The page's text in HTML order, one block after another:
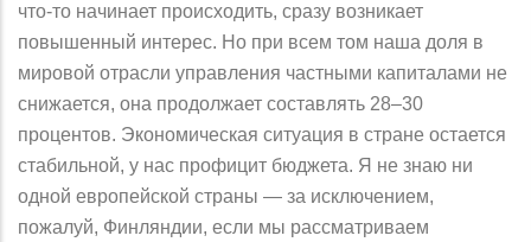
что-то начинает происходить, сразу возникает
повышенный интерес. Но при всем том наша доля в
мировой отрасли управления частными капиталами не
снижается, она продолжает составлять 28–30
процентов. Экономическая ситуация в стране остается
стабильной, у нас профицит бюджета. Я не знаю ни
одной европейской страны — за исключением,
пожалуй, Финляндии, если мы рассматриваем